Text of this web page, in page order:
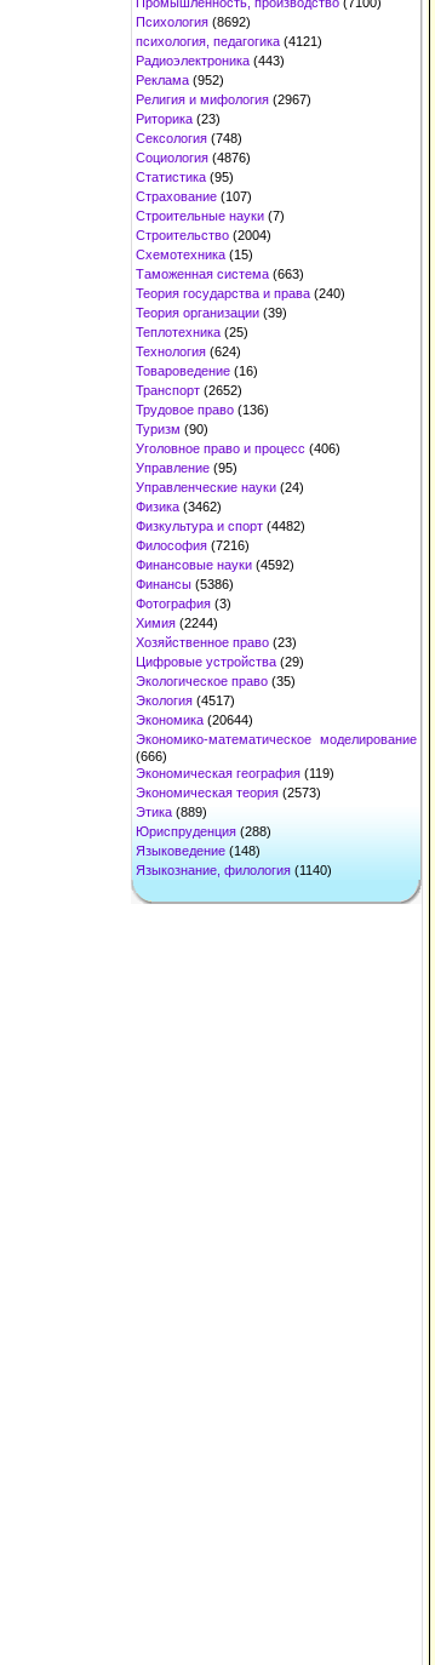
Психология (8692)
психология, педагогика (4121)
Радиоэлектроника (443)
Реклама (952)
Религия и мифология (2967)
Риторика (23)
Сексология (748)
Социология (4876)
Статистика (95)
Страхование (107)
Строительные науки (7)
Строительство (2004)
Схемотехника (15)
Таможенная система (663)
Теория государства и права (240)
Теория организации (39)
Теплотехника (25)
Технология (624)
Товароведение (16)
Транспорт (2652)
Трудовое право (136)
Туризм (90)
Уголовное право и процесс (406)
Управление (95)
Управленческие науки (24)
Физика (3462)
Физкультура и спорт (4482)
Философия (7216)
Финансовые науки (4592)
Финансы (5386)
Фотография (3)
Химия (2244)
Хозяйственное право (23)
Цифровые устройства (29)
Экологическое право (35)
Экология (4517)
Экономика (20644)
Экономико-математическое моделирование
(666)
Экономическая география (119)
Экономическая теория (2573)
Этика (889)
Юриспруденция (288)
Языковедение (148)
Языкознание, филология (1140)